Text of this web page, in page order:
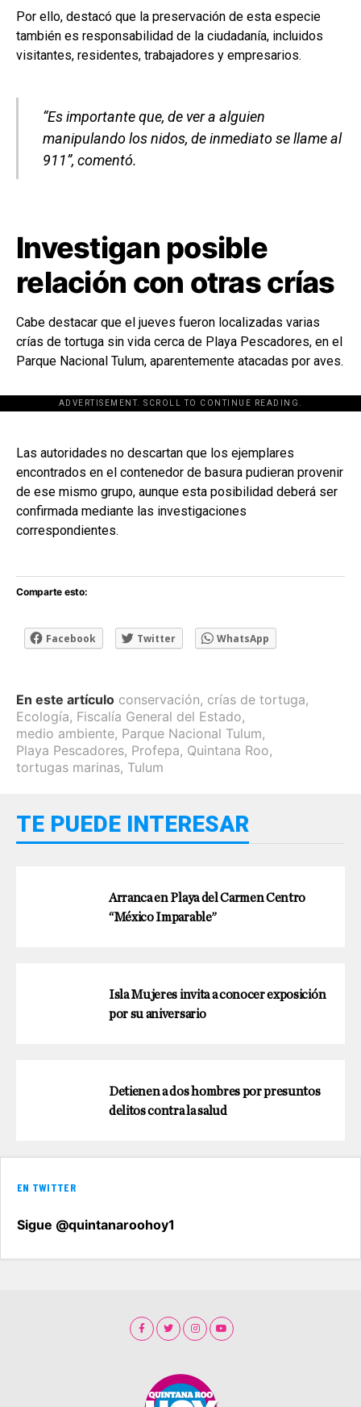
Por ello, destacó que la preservación de esta especie
también es responsabilidad de la ciudadanía, incluidos
visitantes, residentes, trabajadores y empresarios.
“Es importante que, de ver a alguien
manipulando los nidos, de inmediato se llame al
911”, comentó.
Investigan posible
relación con otras crías
Cabe destacar que el jueves fueron localizadas varias
crías de tortuga sin vida cerca de Playa Pescadores, en el
Parque Nacional Tulum, aparentemente atacadas por aves.
ADVERTISEMENT. SCROLL TO CONTINUE READING.
[adsforwp id="243463"]
Las autoridades no descartan que los ejemplares
encontrados en el contenedor de basura pudieran provenir
de ese mismo grupo, aunque esta posibilidad deberá ser
confirmada mediante las investigaciones
correspondientes.
Comparte esto:
Facebook Twitter WhatsApp
En este artículo conservación, crías de tortuga,
Ecología, Fiscalía General del Estado,
medio ambiente, Parque Nacional Tulum,
Playa Pescadores, Profepa, Quintana Roo,
tortugas marinas, Tulum
TE PUEDE INTERESAR
Arranca en Playa del Carmen Centro
“México Imparable”
Isla Mujeres invita a conocer exposición
por su aniversario
Detienen a dos hombres por presuntos
delitos contra la salud
EN TWITTER
Sigue @quintanaroohoy1